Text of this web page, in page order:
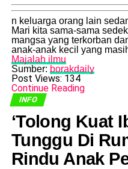
n keluarga orang lain
​Mari kita sama-sama
mangsa yang terkorban
anak-anak kecil yang
Majalah ilmu
Sumber: borakdaily
Post Views: 134
Continue Reading
INFO
​‘Tolong Kuat
Tunggu Di
Rindu Anak